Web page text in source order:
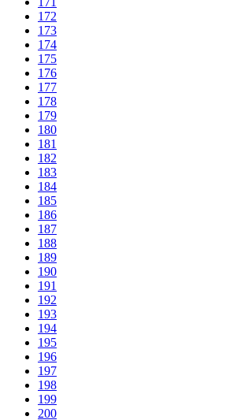
172
173
174
175
176
177
178
179
180
181
182
183
184
185
186
187
188
189
190
191
192
193
194
195
196
197
198
199
200